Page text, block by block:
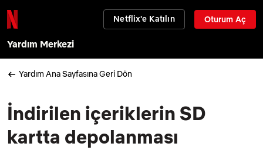
Netflix'e Katılın Oturum Aç
Yardım Merkezi
Yardım Ana Sayfasına Geri Dön
İndirilen içeriklerin SD
kartta depolanması